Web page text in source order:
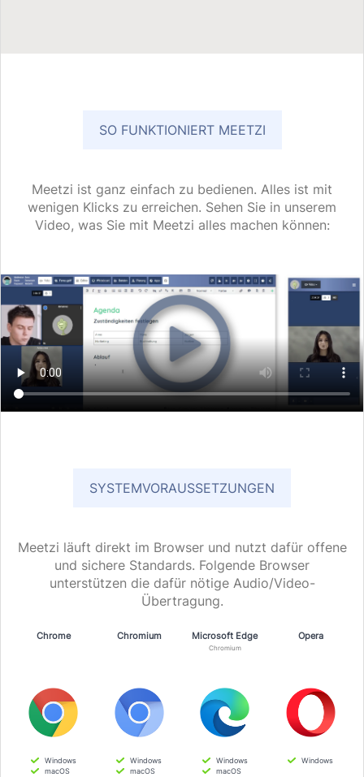
SO FUNKTIONIERT MEETZI
Meetzi ist ganz einfach zu bedienen. Alles ist mit
wenigen Klicks zu erreichen. Sehen Sie in unserem
Video, was Sie mit Meetzi alles machen können:
SYSTEMVORAUSSETZUNGEN
Meetzi läuft direkt im Browser und nutzt dafür offene
und sichere Standards. Folgende Browser
unterstützen die dafür nötige Audio/Video-
Übertragung.
Chrome
Windows
macOS
Chromium
Windows
macOS
Microsoft Edge
Chromium
Windows
macOS
Opera
Windows